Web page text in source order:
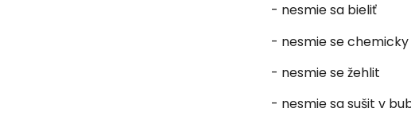
- nesmie sa bieliť
- nesmie se
- nesmie se žehlit
- nesmie sa sušit v